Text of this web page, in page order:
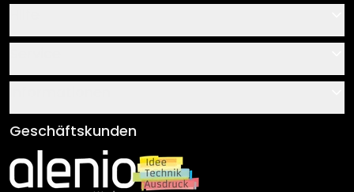
Über uns
Klebe- und Montageanleitungen
Newsletter An-/Abmeldung
AGB
Impressum
Versand & Zahlung
Geschäftskunden